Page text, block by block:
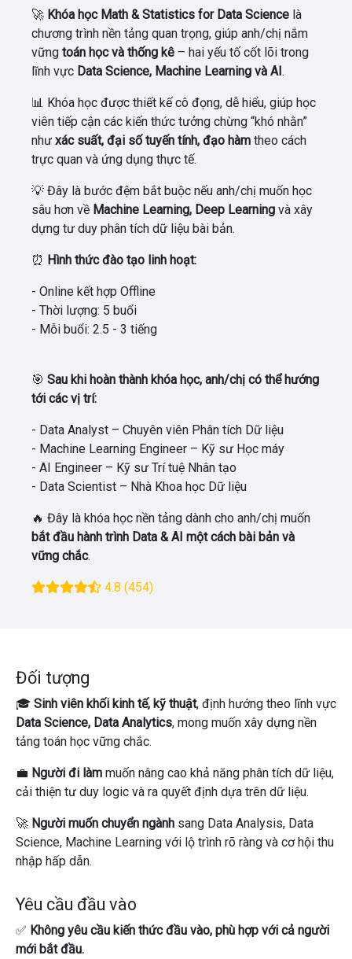
🚀 Khóa học Math & Statistics for Data Science là
chương trình nền tảng quan trọng, giúp anh/chị nắm
vững toán học và thống kê – hai yếu tố cốt lõi trong
lĩnh vực Data Science, Machine Learning và AI.
📊 Khóa học được thiết kế cô đọng, dễ hiểu, giúp học
viên tiếp cận các kiến thức tưởng chừng “khó nhằn”
như xác suất, đại số tuyến tính, đạo hàm theo cách
trực quan và ứng dụng thực tế.
💡 Đây là bước đệm bắt buộc nếu anh/chị muốn học
sâu hơn về Machine Learning, Deep Learning và xây
dựng tư duy phân tích dữ liệu bài bản.
⏰ Hình thức đào tạo linh hoạt:
- Online kết hợp Offline
- Thời lượng: 5 buổi
- Mỗi buổi: 2.5 - 3 tiếng
🎯 Sau khi hoàn thành khóa học, anh/chị có thể hướng
tới các vị trí:
- Data Analyst – Chuyên viên Phân tích Dữ liệu
- Machine Learning Engineer – Kỹ sư Học máy
- AI Engineer – Kỹ sư Trí tuệ Nhân tạo
- Data Scientist – Nhà Khoa học Dữ liệu
🔥 Đây là khóa học nền tảng dành cho anh/chị muốn
bắt đầu hành trình Data & AI một cách bài bản và
vững chắc.
4.8 (454)
Đối tượng
🎓 Sinh viên khối kinh tế, kỹ thuật, định hướng theo lĩnh vực
Data Science, Data Analytics, mong muốn xây dựng nền
tảng toán học vững chắc.
💼 Người đi làm muốn nâng cao khả năng phân tích dữ liệu,
cải thiện tư duy logic và ra quyết định dựa trên dữ liệu.
🚀 Người muốn chuyển ngành sang Data Analysis, Data
Science, Machine Learning với lộ trình rõ ràng và cơ hội thu
nhập hấp dẫn.
Yêu cầu đầu vào
✅ Không yêu cầu kiến thức đầu vào, phù hợp với cả người
mới bắt đầu.